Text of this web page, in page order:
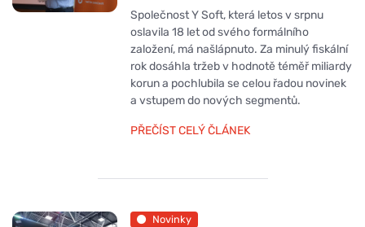
Společnost Y Soft, která letos v srpnu
oslavila 18 let od svého formálního
založení, má našlápnuto. Za minulý fiskální
rok dosáhla tržeb v hodnotě téměř miliardy
korun a pochlubila se celou řadou novinek
a vstupem do nových segmentů.
PŘEČÍST CELÝ ČLÁNEK
Novinky